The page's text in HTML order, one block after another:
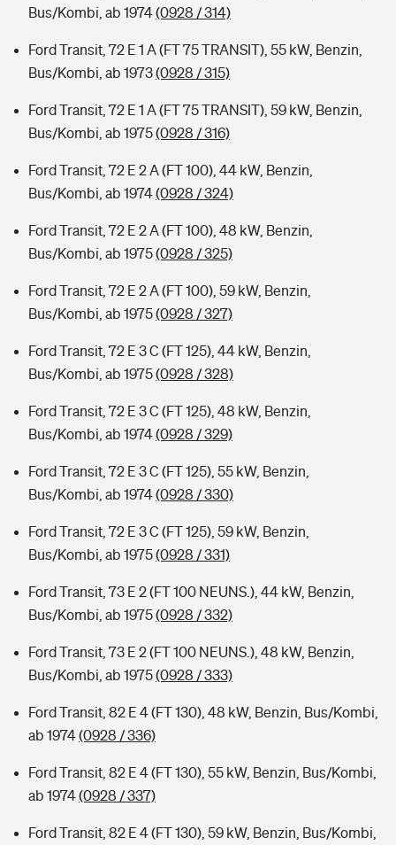
Bus/Kombi, ab 1974(0928 / 314)
Ford Transit, 72 E 1 A (FT 75 TRANSIT), 55 kW, Benzin,
Bus/Kombi, ab 1973(0928 / 315)
Ford Transit, 72 E 1 A (FT 75 TRANSIT), 59 kW, Benzin,
Bus/Kombi, ab 1975(0928 / 316)
Ford Transit, 72 E 2 A (FT 100), 44 kW, Benzin,
Bus/Kombi, ab 1974(0928 / 324)
Ford Transit, 72 E 2 A (FT 100), 48 kW, Benzin,
Bus/Kombi, ab 1975(0928 / 325)
Ford Transit, 72 E 2 A (FT 100), 59 kW, Benzin,
Bus/Kombi, ab 1975(0928 / 327)
Ford Transit, 72 E 3 C (FT 125), 44 kW, Benzin,
Bus/Kombi, ab 1975(0928 / 328)
Ford Transit, 72 E 3 C (FT 125), 48 kW, Benzin,
Bus/Kombi, ab 1974(0928 / 329)
Ford Transit, 72 E 3 C (FT 125), 55 kW, Benzin,
Bus/Kombi, ab 1974(0928 / 330)
Ford Transit, 72 E 3 C (FT 125), 59 kW, Benzin,
Bus/Kombi, ab 1975(0928 / 331)
Ford Transit, 73 E 2 (FT 100 NEUNS.), 44 kW, Benzin,
Bus/Kombi, ab 1975(0928 / 332)
Ford Transit, 73 E 2 (FT 100 NEUNS.), 48 kW, Benzin,
Bus/Kombi, ab 1975(0928 / 333)
Ford Transit, 82 E 4 (FT 130), 48 kW, Benzin, Bus/Kombi,
ab 1974(0928 / 336)
Ford Transit, 82 E 4 (FT 130), 55 kW, Benzin, Bus/Kombi,
ab 1974(0928 / 337)
Ford Transit, 82 E 4 (FT 130), 59 kW, Benzin, Bus/Kombi,